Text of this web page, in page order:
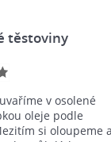
těstoviny
v osolené
oleje podle
si oloupeme a